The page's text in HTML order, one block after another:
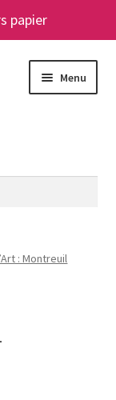
papier
Menu
le
: Montreuil